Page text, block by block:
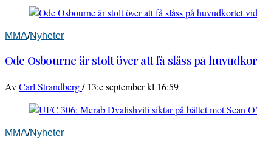
MMA/Nyheter
Ode Osbourne är stolt över att få slåss på
AvCarl Strandberg/ 13:e september kl 16:59
MMA/Nyheter